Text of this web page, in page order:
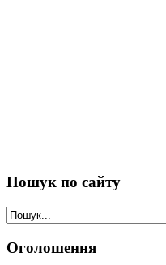
Пошук по сайту
Оголошення